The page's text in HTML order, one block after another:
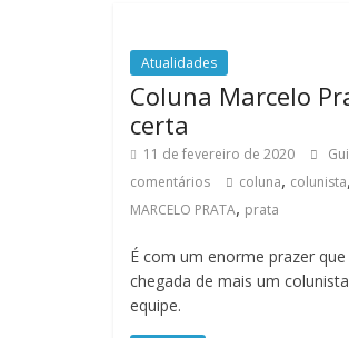
Atualidades
Coluna Marcelo
certa
11 de fevereiro de 2020
comentários
coluna, colunista,
MARCELO PRATA, prata
É com um enorme prazer
chegada de mais um
equipe.